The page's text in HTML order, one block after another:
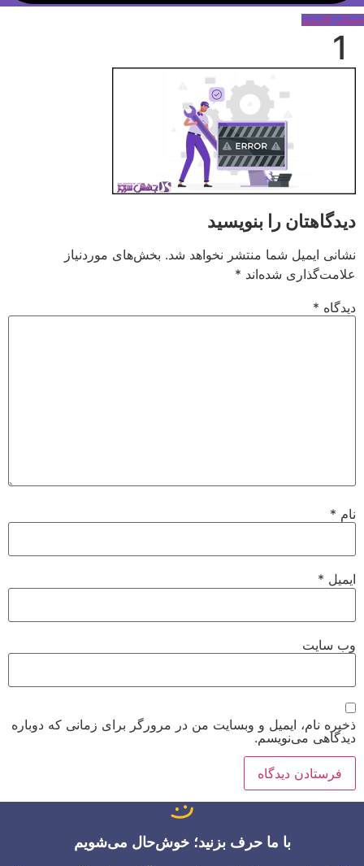
حساب کاربری
1
دیدگاهتان را بنویسید
نشانی ایمیل شما منتشر نخواهد شد. بخش‌های موردنیاز
علامت‌گذاری شده‌اند *
دیدگاه *
نام *
ایمیل *
وب‌ سایت
ذخیره نام، ایمیل و وبسایت من در مرورگر برای زمانی که دوباره
دیدگاهی می‌نویسم.
با ما حرف بزنید؛ خوش‌حال می‌شویم